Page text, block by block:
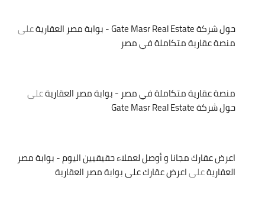
حول شركة Gate Masr Real Estate - بوابة مصر العقارية
على
منصة عقارية متكاملة في مصر
منصة عقارية متكاملة في مصر - بوابة مصر العقاريةعلى
حول شركة Gate Masr Real Estate
اعرض عقارك مجانا و أوصل لعملاء حقيقيين اليوم - بوابة مصر
العقاريةعلىاعرض عقارك على بوابة مصر العقارية